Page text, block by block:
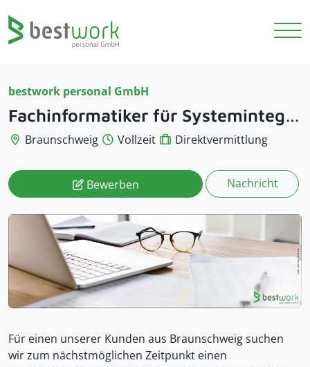
bestwork personal GmbH
Fachinformatiker für Systemintegration m/w/d
Braunschweig Vollzeit Direktvermittlung
Bewerben Nachricht
Für einen unserer Kunden aus Braunschweig suchen
wir zum nächstmöglichen Zeitpunkt einen